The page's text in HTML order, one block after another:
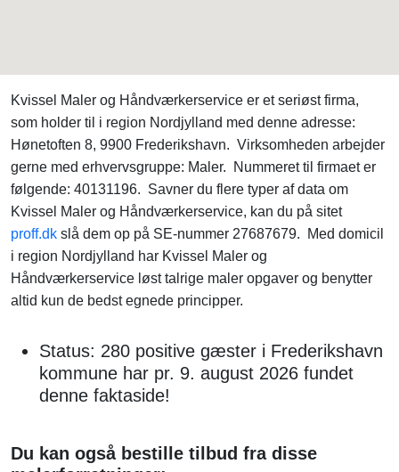
Kvissel Maler og Håndværkerservice er et seriøst firma,
som holder til i region Nordjylland med denne adresse:
Hønetoften 8, 9900 Frederikshavn. Virksomheden arbejder
gerne med erhvervsgruppe: Maler. Nummeret til firmaet er
følgende: 40131196. Savner du flere typer af data om
Kvissel Maler og Håndværkerservice, kan du på sitet
proff.dk slå dem op på SE-nummer 27687679. Med domicil
i region Nordjylland har Kvissel Maler og
Håndværkerservice løst talrige maler opgaver og benytter
altid kun de bedst egnede principper.
Status: 280 positive gæster i Frederikshavn
kommune har pr. 9. august 2026 fundet
denne faktaside!
Du kan også bestille tilbud fra disse